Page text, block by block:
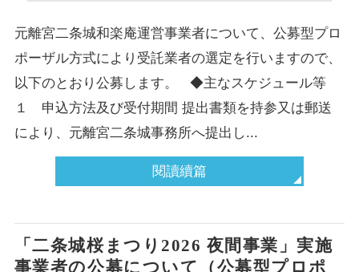
元離宮二条城和楽庵運営事業者について、公募型プロ
ポーザル方式により受託業者の選定を行いますので、
以下のとおり公募します。 ◆主なスケジュール等
１ 申込方法及び受付期間 提出書類を持参又は郵送
により、元離宮二条城事務所へ提出し...
閱讀續篇
「二条城桜まつり2026 夜間事業」実施
事業者の公募について（公募型プロポ